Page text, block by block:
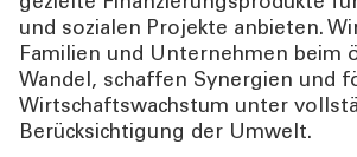
DIENSTLEISTUNGEN
GESCHÄFTSKUNDEN
gezielte Finanzierungsprodukte
und sozialen Projekte anbieten.
Familien und Unternehmen beim
Wandel, schaffen Synergien und
Wirtschaftswachstum unter
Berücksichtigung der Umwelt.